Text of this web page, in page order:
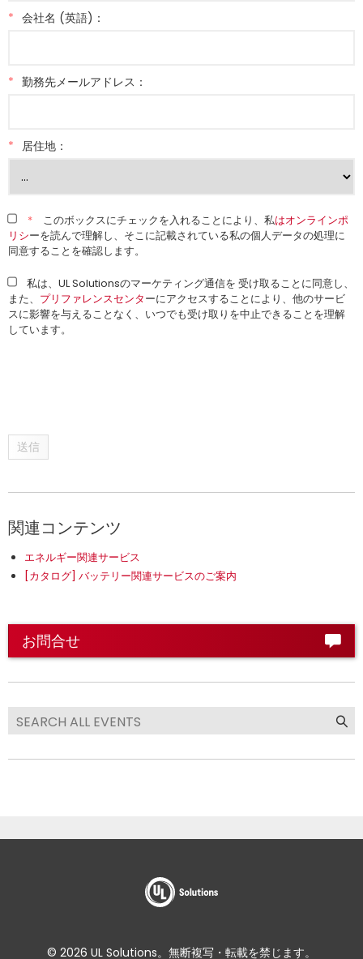
* 会社名 (英語)：
* 勤務先メールアドレス：
* 居住地：
* このボックスにチェックを入れることにより、私はオンラインポ
リシーを読んで理解し、そこに記載されている私の個人データの処理に
同意することを確認します。
私は、UL Solutionsのマーケティング通信を 受け取ることに同意し、
また、 プリファレンスセンターにアクセスすることにより、他のサービ
スに影響を与えることなく、いつでも受け取りを中止できることを理解
しています。
送信
関連コンテンツ
エネルギー関連サービス
[カタログ] バッテリー関連サービスのご案内
お問合せ
© 2026 UL Solutions。無断複写・転載を禁じます。